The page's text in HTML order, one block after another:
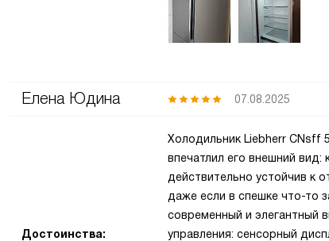
Елена Юдина 07.08.2025
Достоинства:
Холодильник Liebherr CNsff
впечатлил его внешний
действительно устойчив к
даже если в спешке что-то
современный и элегантный
управления: сенсорный